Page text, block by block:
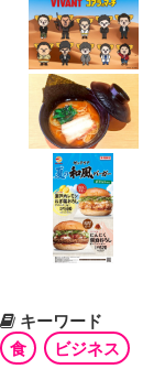
キーワード
食
ビジネス